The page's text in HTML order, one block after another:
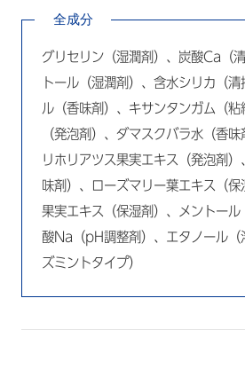
全成分
グリセリン（湿潤剤）、炭酸Ca（
トール（湿潤剤）、含水シリカ（
ル（香味剤）、キサンタンガム（
（発泡剤）、ダマスクバラ水（香
リホリアツス果実エキス（発泡剤
味剤）、ローズマリー葉エキス（
果実エキス（保湿剤）、メントー
酸Na（pH調整剤）、エタノール（
ズミントタイプ）